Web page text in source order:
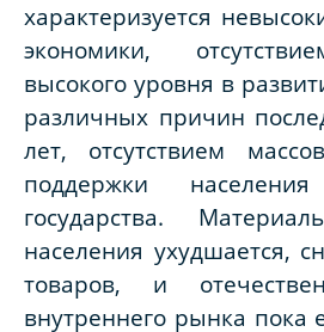
характеризуется
экономики,
высокого уровня в
различных причин
лет, отсутствием
поддержки
государства.
населения ухудшается,
товаров, и
внутреннего рынка пока